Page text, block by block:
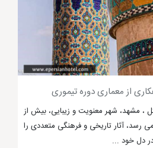
گفت چند امامزاده وجود دارد؛
های معروف مدفون در
اطلاعات شما عزیزان در این
هایی مانند یاصر و ناصر
در 45 کیلومتری مشهد، امامزاده
گنبد خشتی، سید هاشم و سید
امامزاده های مدفون در
، مشهد، شهر معنویت و زیبایی، بیش از
رسد، آثار تاریخی و فرهنگی متعددی را
دل خود ...